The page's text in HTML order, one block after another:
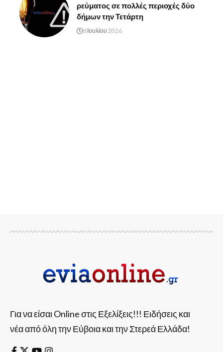
ρεύματος σε πολλές περιοχές δύο
δήμων την Τετάρτη
8 Ιουλίου 2026
Για να είσαι Online στις Εξελίξεις!!! Ειδήσεις και
νέα από όλη την Εύβοια και την Στερεά Ελλάδα!